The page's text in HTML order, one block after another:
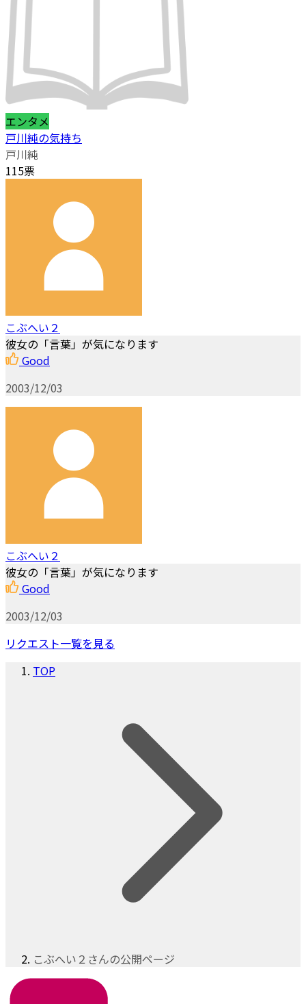
エンタメ
戸川純の気持ち
戸川純
115票
こぶへい２
彼女の「言葉」が気になります
Good
2003/12/03
こぶへい２
彼女の「言葉」が気になります
Good
2003/12/03
リクエスト一覧を見る
TOP
こぶへい２さんの公開ページ